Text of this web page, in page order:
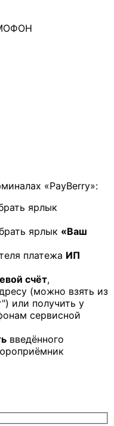
«PayBerry»:
ярлык
ярлык «Ваш
платежа ИП
счёт,
(можно взять из
или получить у
сервисной
введённого